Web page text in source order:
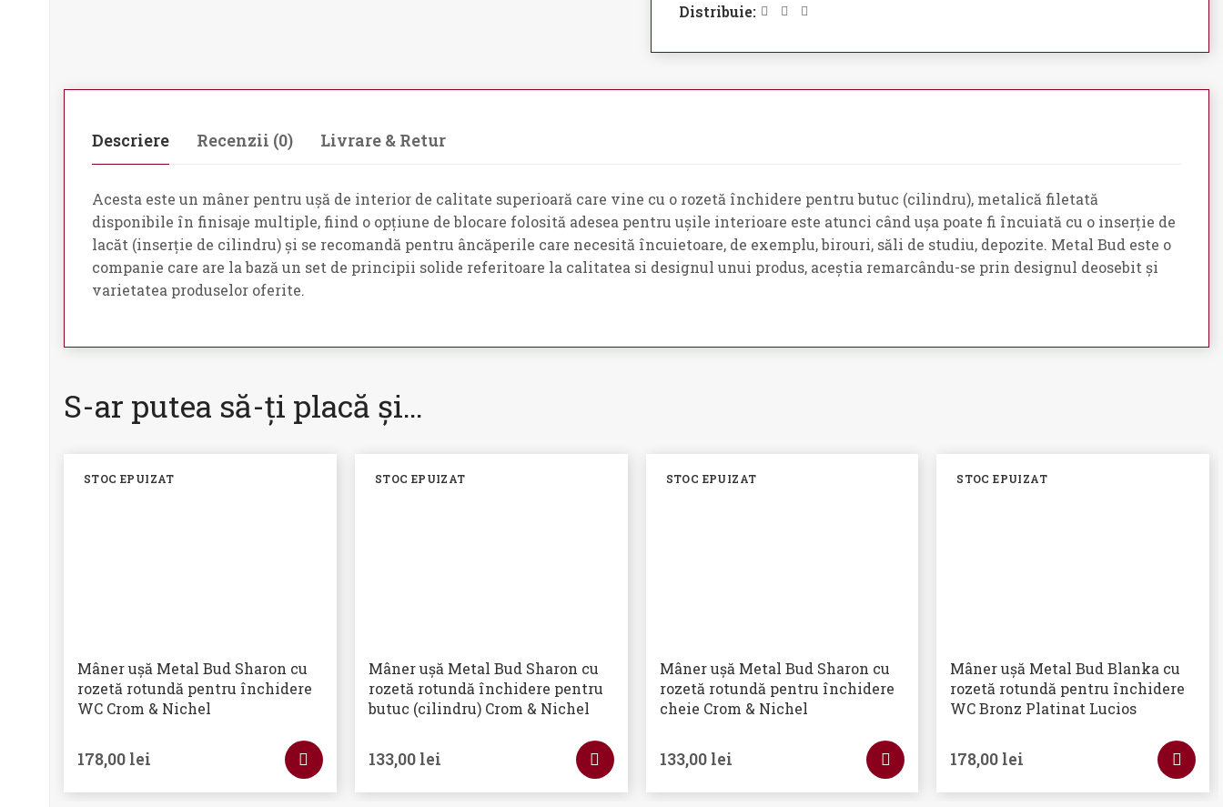
Distribuie:
Descriere Recenzii (0) Livrare & Retur
Acesta este un mâner pentru ușă de interior de calitate superioară care vine cu o rozetă închidere pentru butuc (cilindru), metalică filetată
disponibile în finisaje multiple, fiind o opțiune de blocare folosită adesea pentru ușile interioare este atunci când ușa poate fi încuiată cu o inserție de
lacăt (inserție de cilindru) și se recomandă pentru âncăperile care necesită încuietoare, de exemplu, birouri, săli de studiu, depozite. Metal Bud este o
companie care are la bază un set de principii solide referitoare la calitatea si designul unui produs, aceștia remarcându-se prin designul deosebit și
varietatea produselor oferite.
S-ar putea să-ți placă și…
STOC EPUIZAT
Mâner ușă Metal Bud Sharon cu
rozetă rotundă pentru închidere
WC Crom & Nichel
178,00 lei
STOC EPUIZAT
Mâner ușă Metal Bud Sharon cu
rozetă rotundă închidere pentru
butuc (cilindru) Crom & Nichel
133,00 lei
STOC EPUIZAT
Mâner ușă Metal Bud Sharon cu
rozetă rotundă pentru închidere
cheie Crom & Nichel
133,00 lei
STOC EPUIZAT
Mâner ușă Metal Bud Blanka cu
rozetă rotundă pentru închidere
WC Bronz Platinat Lucios
178,00 lei